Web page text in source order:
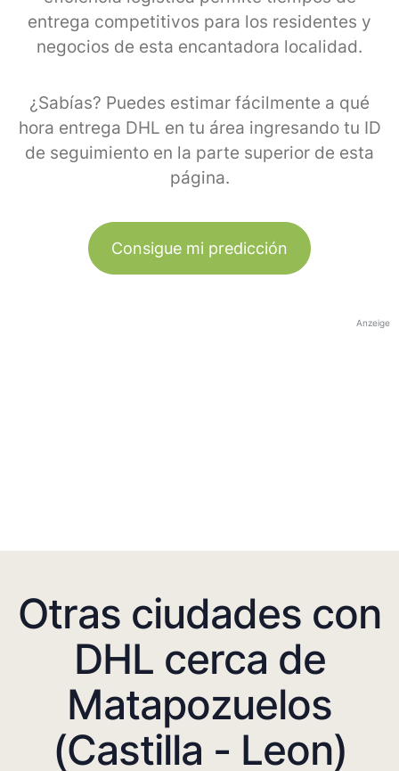
entrega competitivos para los residentes y
negocios de esta encantadora localidad.
¿Sabías? Puedes estimar fácilmente a qué
hora entrega DHL en tu área ingresando tu ID
de seguimiento en la parte superior de esta
página.
Consigue mi predicción
Anzeige
Otras ciudades con
DHL cerca de
Matapozuelos
(Castilla - Leon)